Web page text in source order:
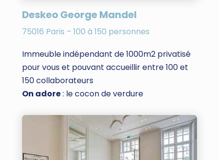
Deskeo George Mandel
75016 Paris – 100 à 150 personnes
Immeuble indépendant de 1000m2 privatisé
pour vous et pouvant accueillir entre 100 et
150 collaborateurs
On adore: le cocon de verdure